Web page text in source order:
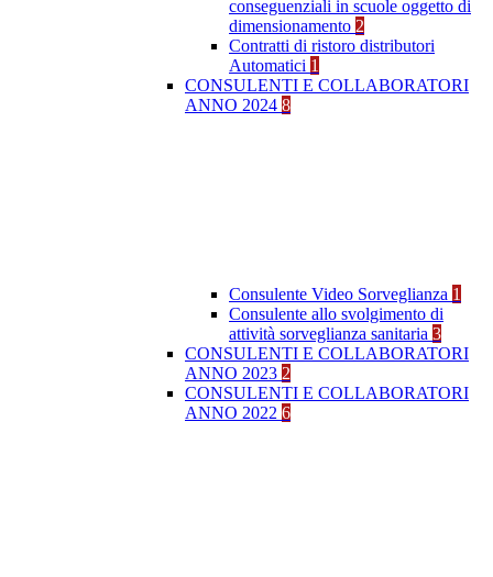
conseguenziali in scuole oggetto di
dimensionamento 2
Contratti di ristoro distributori
Automatici 1
CONSULENTI E COLLABORATORI
ANNO 2024 8
Consulente Video Sorveglianza 1
Consulente allo svolgimento di
attività sorveglianza sanitaria 3
CONSULENTI E COLLABORATORI
ANNO 2023 2
CONSULENTI E COLLABORATORI
ANNO 2022 6